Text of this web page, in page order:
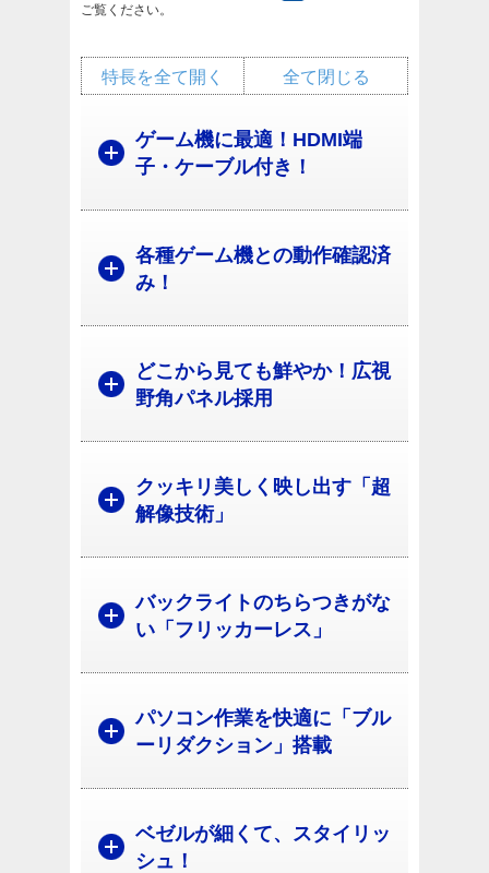
ご覧ください。
全て閉じる
特長を全て開く
ゲーム機に最適！HDMI端
子・ケーブル付き！
各種ゲーム機との動作確認済
み！
どこから見ても鮮やか！広視
野角パネル採用
クッキリ美しく映し出す「超
解像技術」
バックライトのちらつきがな
い「フリッカーレス」
パソコン作業を快適に「ブル
ーリダクション」搭載
ベゼルが細くて、スタイリッ
シュ！